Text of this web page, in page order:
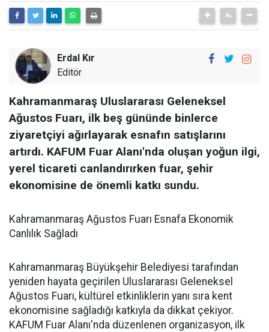
Erdal Kır
Editör
Kahramanmaraş Uluslararası Geleneksel
Ağustos Fuarı, ilk beş gününde binlerce
ziyaretçiyi ağırlayarak esnafın satışlarını
artırdı. KAFUM Fuar Alanı'nda oluşan yoğun ilgi,
yerel ticareti canlandırırken fuar, şehir
ekonomisine de önemli katkı sundu.
Kahramanmaraş Ağustos Fuarı Esnafa Ekonomik
Canlılık Sağladı
Kahramanmaraş Büyükşehir Belediyesi tarafından
yeniden hayata geçirilen Uluslararası Geleneksel
Ağustos Fuarı, kültürel etkinliklerin yanı sıra kent
ekonomisine sağladığı katkıyla da dikkat çekiyor.
KAFUM Fuar Alanı'nda düzenlenen organizasyon, ilk